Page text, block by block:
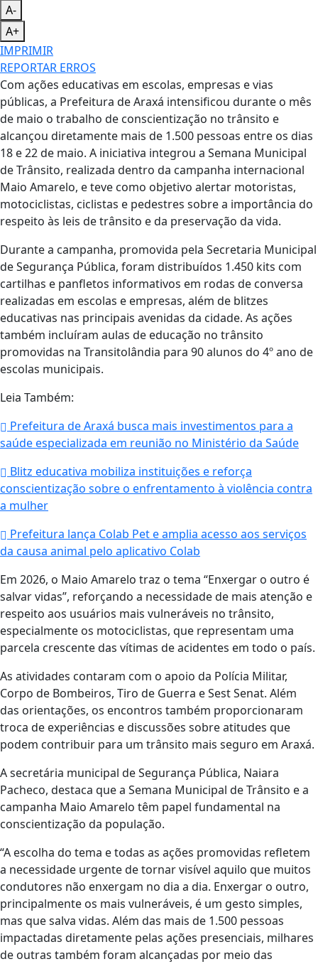
A-
A+
IMPRIMIR
REPORTAR ERROS
Com ações educativas em escolas, empresas e vias
públicas, a Prefeitura de Araxá intensificou durante o mês
de maio o trabalho de conscientização no trânsito e
alcançou diretamente mais de 1.500 pessoas entre os dias
18 e 22 de maio. A iniciativa integrou a Semana Municipal
de Trânsito, realizada dentro da campanha internacional
Maio Amarelo, e teve como objetivo alertar motoristas,
motociclistas, ciclistas e pedestres sobre a importância do
respeito às leis de trânsito e da preservação da vida.
Durante a campanha, promovida pela Secretaria Municipal
de Segurança Pública, foram distribuídos 1.450 kits com
cartilhas e panfletos informativos em rodas de conversa
realizadas em escolas e empresas, além de blitzes
educativas nas principais avenidas da cidade. As ações
também incluíram aulas de educação no trânsito
promovidas na Transitolândia para 90 alunos do 4º ano de
escolas municipais.
Leia Também:
Prefeitura de Araxá busca mais investimentos para a
saúde especializada em reunião no Ministério da Saúde
Blitz educativa mobiliza instituições e reforça
conscientização sobre o enfrentamento à violência contra
a mulher
Prefeitura lança Colab Pet e amplia acesso aos serviços
da causa animal pelo aplicativo Colab
Em 2026, o Maio Amarelo traz o tema “Enxergar o outro é
salvar vidas”, reforçando a necessidade de mais atenção e
respeito aos usuários mais vulneráveis no trânsito,
especialmente os motociclistas, que representam uma
parcela crescente das vítimas de acidentes em todo o país.
As atividades contaram com o apoio da Polícia Militar,
Corpo de Bombeiros, Tiro de Guerra e Sest Senat. Além
das orientações, os encontros também proporcionaram
troca de experiências e discussões sobre atitudes que
podem contribuir para um trânsito mais seguro em Araxá.
A secretária municipal de Segurança Pública, Naiara
Pacheco, destaca que a Semana Municipal de Trânsito e a
campanha Maio Amarelo têm papel fundamental na
conscientização da população.
“A escolha do tema e todas as ações promovidas refletem
a necessidade urgente de tornar visível aquilo que muitos
condutores não enxergam no dia a dia. Enxergar o outro,
principalmente os mais vulneráveis, é um gesto simples,
mas que salva vidas. Além das mais de 1.500 pessoas
impactadas diretamente pelas ações presenciais, milhares
de outras também foram alcançadas por meio das